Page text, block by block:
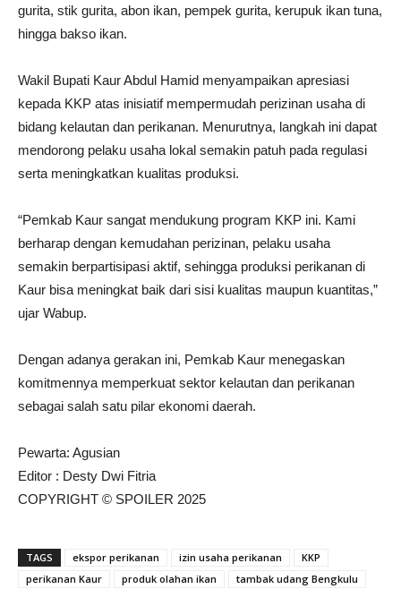
gurita, stik gurita, abon ikan, pempek gurita, kerupuk ikan tuna,
hingga bakso ikan.
Wakil Bupati Kaur Abdul Hamid menyampaikan apresiasi
kepada KKP atas inisiatif mempermudah perizinan usaha di
bidang kelautan dan perikanan. Menurutnya, langkah ini dapat
mendorong pelaku usaha lokal semakin patuh pada regulasi
serta meningkatkan kualitas produksi.
“Pemkab Kaur sangat mendukung program KKP ini. Kami
berharap dengan kemudahan perizinan, pelaku usaha
semakin berpartisipasi aktif, sehingga produksi perikanan di
Kaur bisa meningkat baik dari sisi kualitas maupun kuantitas,”
ujar Wabup.
Dengan adanya gerakan ini, Pemkab Kaur menegaskan
komitmennya memperkuat sektor kelautan dan perikanan
sebagai salah satu pilar ekonomi daerah.
Pewarta: Agusian
Editor : Desty Dwi Fitria
COPYRIGHT © SPOILER 2025
TAGS ekspor perikanan izin usaha perikanan
KKP
perikanan Kaur
produk olahan ikan tambak udang Bengkulu